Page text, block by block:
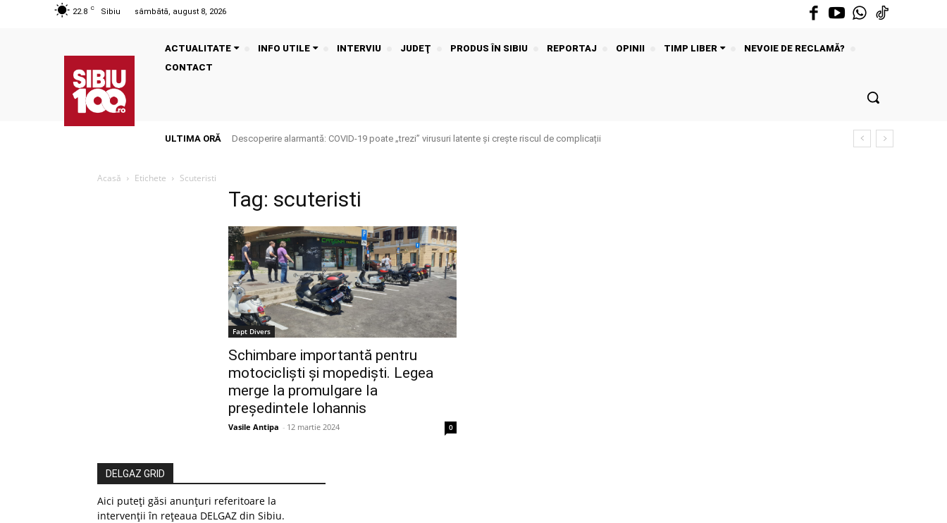
22.8 C Sibiu sâmbătă, august 8, 2026
ACTUALITATE INFO UTILE INTERVIU JUDEŢ PRODUS ÎN SIBIU REPORTAJ OPINII TIMP LIBER
NEVOIE DE RECLAMĂ?
CONTACT
ULTIMA ORĂ Descoperire alarmantă: COVID-19 poate „trezi” virusuri latente și crește riscul de complicații
Acasă Etichete Scuteristi
Tag: scuteristi
Fapt Divers
Schimbare importantă pentru
motocicliști și mopediști. Legea
merge la promulgare la
președintele Iohannis
Vasile Antipa - 12 martie 2024 0
DELGAZ GRID
Aici puteți găsi anunțuri referitoare la
intervenții în rețeaua DELGAZ din Sibiu.